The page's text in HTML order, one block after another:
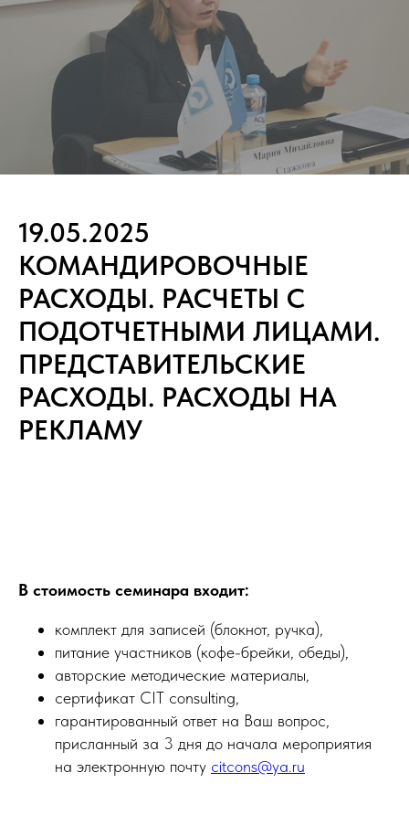
19.05.2025
КОМАНДИРОВОЧНЫЕ
РАСХОДЫ. РАСЧЕТЫ С
ПОДОТЧЕТНЫМИ ЛИЦАМИ.
ПРЕДСТАВИТЕЛЬСКИЕ
РАСХОДЫ. РАСХОДЫ НА
РЕКЛАМУ
В стоимость семинара входит:
комплект для записей (блокнот, ручка),
питание участников (кофе-брейки, обеды),
авторские методические материалы,
сертификат CIT consulting,
гарантированный ответ на Ваш вопрос,
присланный за 3 дня до начала мероприятия
на электронную почту citcons@ya.ru